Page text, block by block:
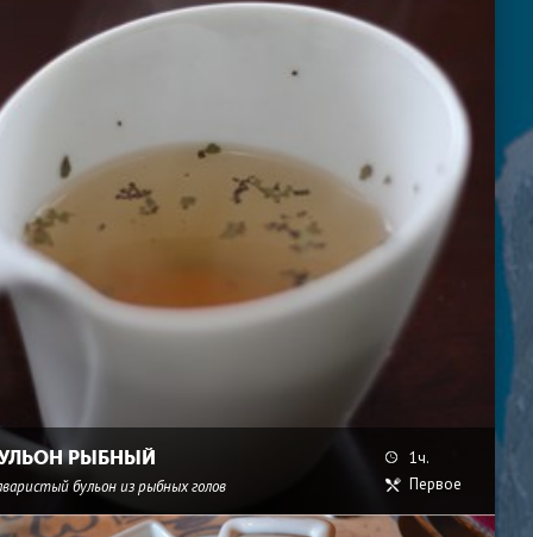
РЫБНЫЙ
бульон из рыбных голов
1ч.
Первое